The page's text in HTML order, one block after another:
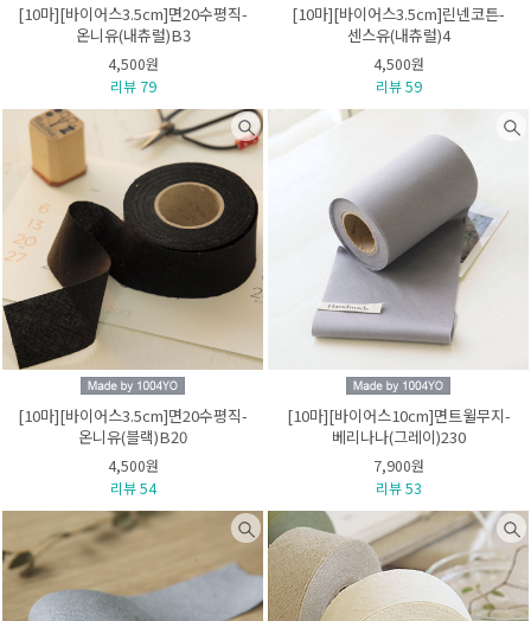
[10마][바이어스3.5cm]면20수평직-
온니유(내츄럴)B3
4,500원
리뷰 79
[10마][바이어스3.5cm]린넨코튼-
센스유(내츄럴)4
4,500원
리뷰 59
[10마][바이어스3.5cm]면20수평직-
온니유(블랙)B20
4,500원
리뷰 54
[10마][바이어스10cm]면트윌무지-
베리나나(그레이)230
7,900원
리뷰 53